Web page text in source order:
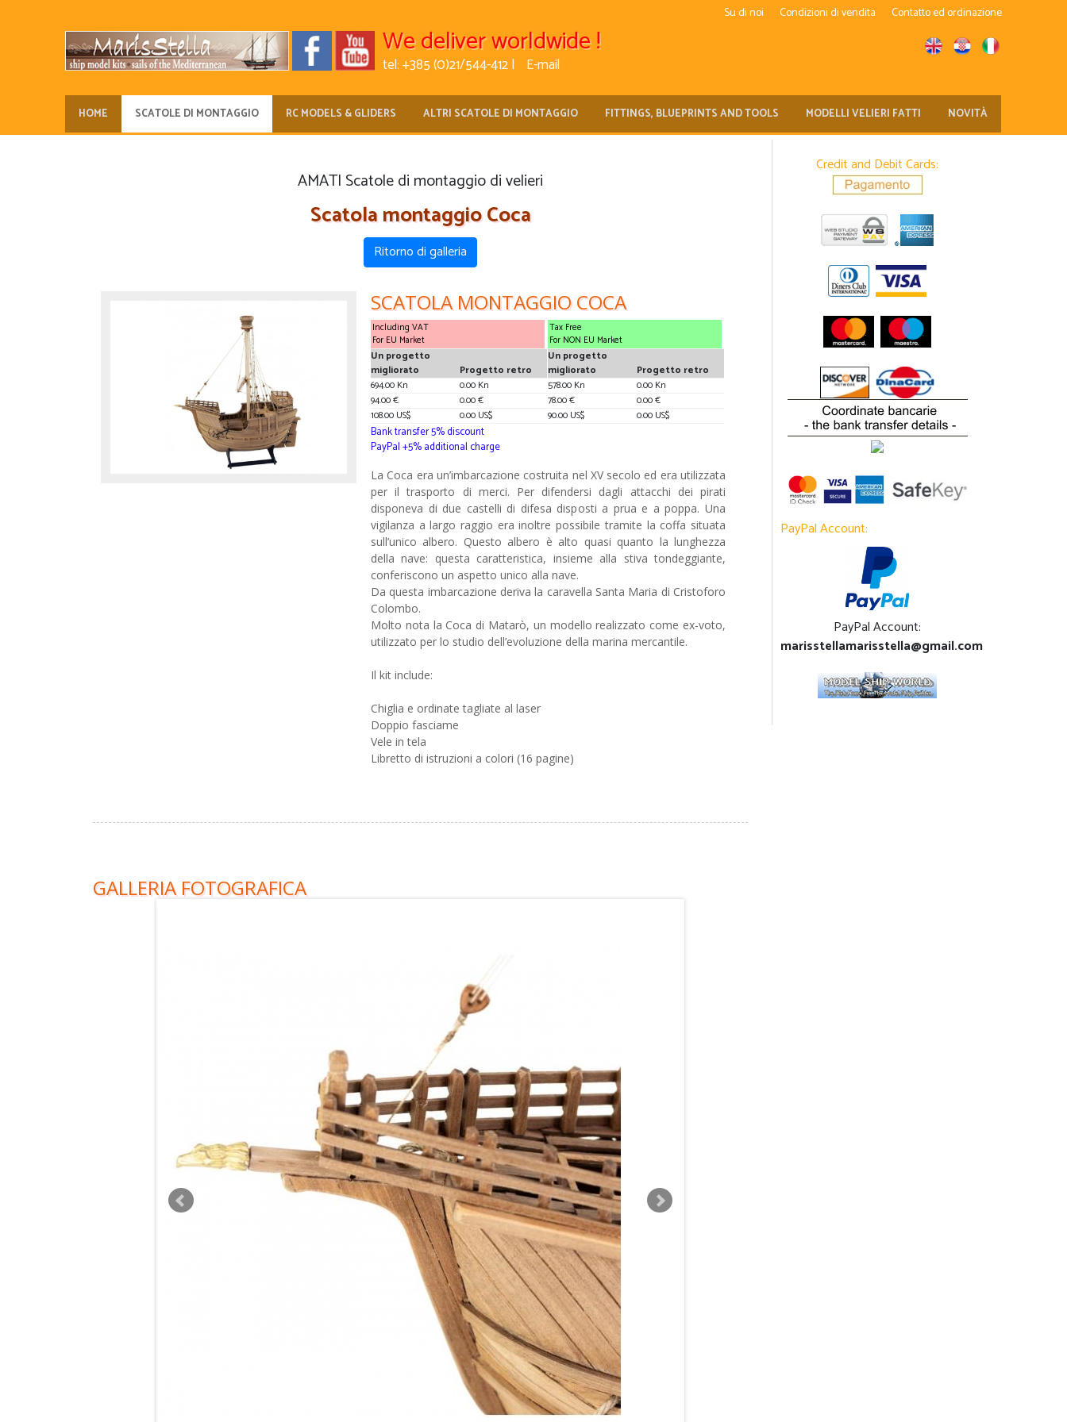
Su di noi Condizioni di vendita Contatto ed ordinazione
We deliver worldwide !
tel: +385 (0)21/544-412 | E-mail
HOME SCATOLE DI MONTAGGIO RC MODELS & GLIDERS ALTRI SCATOLE DI MONTAGGIO FITTINGS, BLUEPRINTS AND TOOLS MODELLI VELIERI FATTI NOVITÀ
AMATI Scatole di montaggio di velieri
Scatola montaggio Coca
Ritorno di galleria
SCATOLA MONTAGGIO COCA
Including VAT
For EU Market
Un progetto
migliorato
Progetto retro
694.00 Kn
0.00 Kn
94.00 €
0.00 €
108.00 US$
0.00 US$
Tax Free
For NON EU Market
Un progetto
migliorato
Progetto retro
578.00 Kn
0.00 Kn
78.00 €
0.00 €
90.00 US$
0.00 US$
Bank transfer 5% discount
PayPal +5% additional charge
La Coca era un’imbarcazione costruita nel XV secolo ed era utilizzata
per il trasporto di merci. Per difendersi dagli attacchi dei pirati
disponeva di due castelli di difesa disposti a prua e a poppa. Una
vigilanza a largo raggio era inoltre possibile tramite la coffa situata
sull’unico albero. Questo albero è alto quasi quanto la lunghezza
della nave: questa caratteristica, insieme alla stiva tondeggiante,
conferiscono un aspetto unico alla nave.
Da questa imbarcazione deriva la caravella Santa Maria di Cristoforo
Colombo.
Molto nota la Coca di Matarò, un modello realizzato come ex-voto,
utilizzato per lo studio dell’evoluzione della marina mercantile.
Il kit include:
Chiglia e ordinate tagliate al laser
Doppio fasciame
Vele in tela
Libretto di istruzioni a colori (16 pagine)
GALLERIA FOTOGRAFICA
Credit and Debit Cards:
PayPal Account:
PayPal Account:
marisstellamarisstella@gmail.com